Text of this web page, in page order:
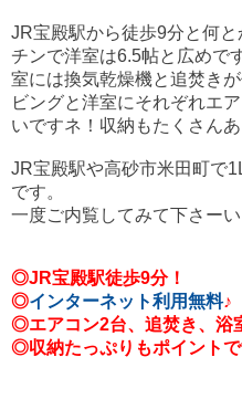
JR宝殿駅から徒歩9分と何
チンで洋室は6.5帖と広めで
室には換気乾燥機と追焚き
ビングと洋室にそれぞれエ
いですネ！収納もたくさん
JR宝殿駅や高砂市米田町で
です。
一度ご内覧してみて下さー
◎JR宝殿駅徒歩9分！
◎インターネット利用無料♪
◎エアコン2台、追焚き、浴
◎収納たっぷりもポイントで